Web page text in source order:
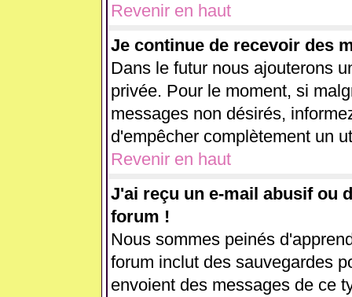
Revenir en haut
Je continue de recevoir des
Dans le futur nous ajouterons
privée. Pour le moment, si
messages non désirés,
d'empêcher complètement un
Revenir en haut
J'ai reçu un e-mail abusif ou
forum !
Nous sommes peinés
forum inclut des sauvegardes
envoient des messages de ce